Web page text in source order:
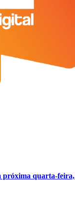
próxima quarta-